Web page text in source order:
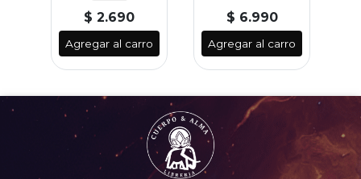
$ 2.690
Agregar al carro
$ 6.990
Agregar al carro